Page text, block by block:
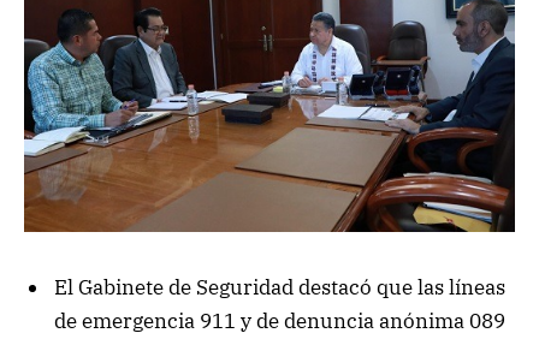
El Gabinete de Seguridad destacó que las líneas
de emergencia 911 y de denuncia anónima 089